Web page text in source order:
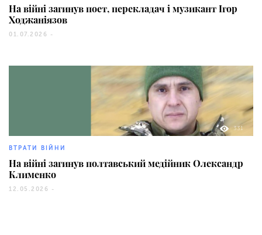
На війні загинув поет, перекладач і музикант Ігор
Ходжаніязов
01.07.2026 -
331
ВТРАТИ ВІЙНИ
На війні загинув полтавський медійник Олександр
Клименко
12.05.2026 -